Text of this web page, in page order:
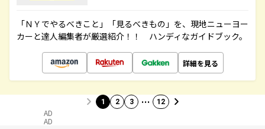
「ＮＹでやるべきこと」「見るべきもの」を、現地ニューヨー
カーと達人編集者が厳選紹介！！ ハンディなガイドブック。
詳細を見る
1 2 3 … 12
AD
AD